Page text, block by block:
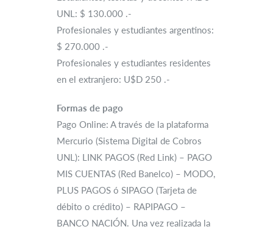
UNL: $ 130.000 .-
Profesionales y estudiantes argentinos:
$ 270.000 .-
Profesionales y estudiantes residentes
en el extranjero: U$D 250 .-
Formas de pago
Pago Online: A través de la plataforma
Mercurio (Sistema Digital de Cobros
UNL): LINK PAGOS (Red Link) – PAGO
MIS CUENTAS (Red Banelco) – MODO,
PLUS PAGOS ó SIPAGO (Tarjeta de
débito o crédito) – RAPIPAGO –
BANCO NACIÓN. Una vez realizada la